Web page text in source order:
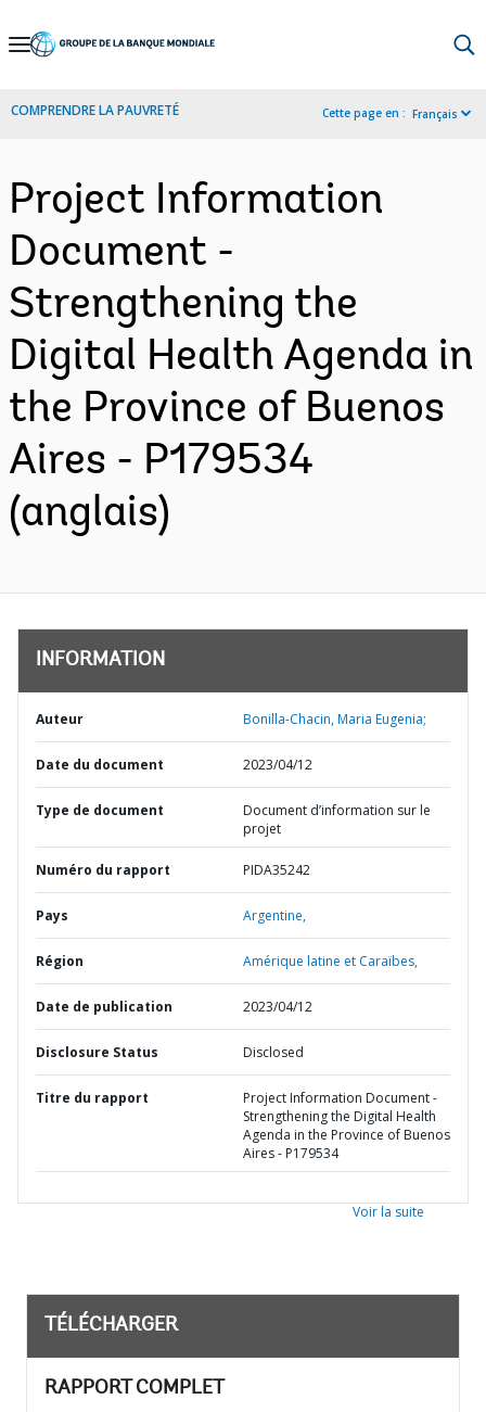
Skip
Navigation
COMPRENDRE LA PAUVRETÉ Cette page en : Français
Project Information
Document -
Strengthening the
Digital Health Agenda in
the Province of Buenos
Aires - P179534
(anglais)
INFORMATION
Auteur Bonilla-Chacin, Maria Eugenia;
Date du document 2023/04/12
Type de document
Document d’information sur le
projet
Numéro du rapport PIDA35242
Pays Argentine,
Région Amérique latine et Caraïbes,
Date de publication 2023/04/12
Disclosure Status Disclosed
Titre du rapport
Project Information Document -
Strengthening the Digital Health
Agenda in the Province of Buenos
Aires - P179534
Voir la suite
TÉLÉCHARGER
RAPPORT COMPLET